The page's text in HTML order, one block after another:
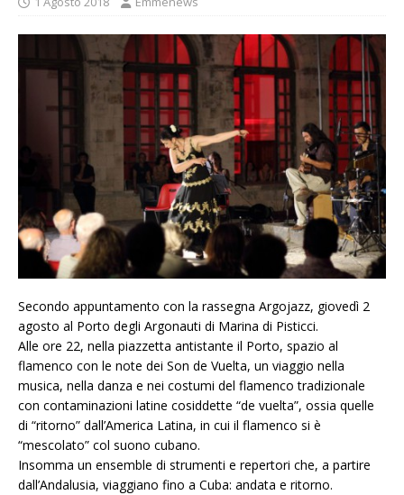
Secondo appuntamento con la rassegna Argojazz, giovedì 2
agosto al Porto degli Argonauti di Marina di Pisticci.
Alle ore 22, nella piazzetta antistante il Porto, spazio al
flamenco con le note dei Son de Vuelta, un viaggio nella
musica, nella danza e nei costumi del flamenco tradizionale
con contaminazioni latine cosiddette “de vuelta”, ossia quelle
di “ritorno” dall’America Latina, in cui il flamenco si è
“mescolato” col suono cubano.
Insomma un ensemble di strumenti e repertori che, a partire
dall’Andalusia, viaggiano fino a Cuba: andata e ritorno.